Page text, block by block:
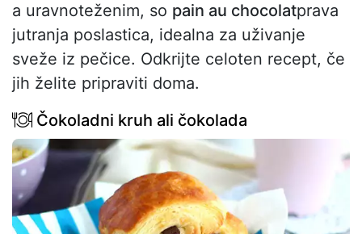
a uravnoteženim, so pain au chocolatprava
jutranja poslastica, idealna za uživanje
sveže iz pečice. Odkrijte celoten recept, če
jih želite pripraviti doma.
Čokoladni kruh ali čokolada